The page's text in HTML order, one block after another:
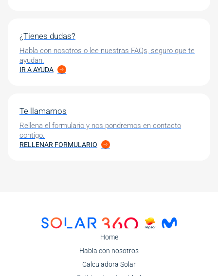
¿Tienes dudas?
Habla con nosotros o lee nuestras FAQs, seguro que te
ayudan.
IR A AYUDA
Te llamamos
Rellena el formulario y nos pondremos en contacto
contigo.
RELLENAR FORMULARIO
Image
Home
Habla con nosotros
Calculadora Solar